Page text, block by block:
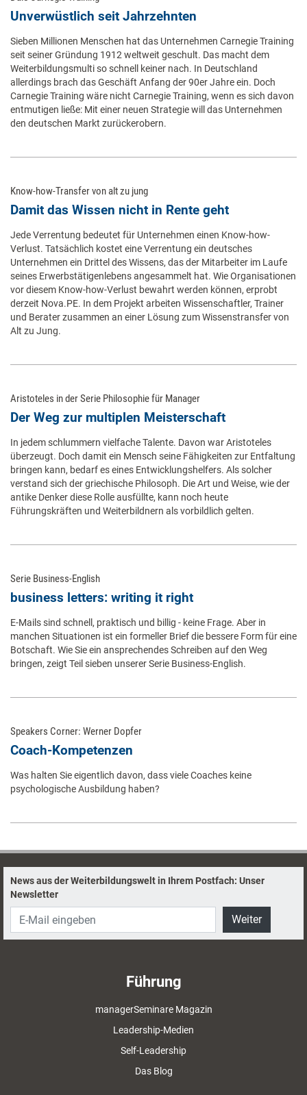
Unverwüstlich seit Jahrzehnten
Sieben Millionen Menschen hat das Unternehmen Carnegie Training
seit seiner Gründung 1912 weltweit geschult. Das macht dem
Weiterbildungsmulti so schnell keiner nach. In Deutschland
allerdings brach das Geschäft Anfang der 90er Jahre ein. Doch
Carnegie Training wäre nicht Carnegie Training, wenn es sich davon
entmutigen ließe: Mit einer neuen Strategie will das Unternehmen
den deutschen Markt zurückerobern.
Know-how-Transfer von alt zu jung
Damit das Wissen nicht in Rente geht
Jede Verrentung bedeutet für Unternehmen einen Know-how-
Verlust. Tatsächlich kostet eine Verrentung ein deutsches
Unternehmen ein Drittel des Wissens, das der Mitarbeiter im Laufe
seines Erwerbstätigenlebens angesammelt hat. Wie Organisationen
vor diesem Know-how-Verlust bewahrt werden können, erprobt
derzeit Nova.PE. In dem Projekt arbeiten Wissenschaftler, Trainer
und Berater zusammen an einer Lösung zum Wissenstransfer von
Alt zu Jung.
Aristoteles in der Serie Philosophie für Manager
Der Weg zur multiplen Meisterschaft
In jedem schlummern vielfache Talente. Davon war Aristoteles
überzeugt. Doch damit ein Mensch seine Fähigkeiten zur Entfaltung
bringen kann, bedarf es eines Entwicklungshelfers. Als solcher
verstand sich der griechische Philosoph. Die Art und Weise, wie der
antike Denker diese Rolle ausfüllte, kann noch heute
Führungskräften und Weiterbildnern als vorbildlich gelten.
Serie Business-English
business letters: writing it right
E-Mails sind schnell, praktisch und billig - keine Frage. Aber in
manchen Situationen ist ein formeller Brief die bessere Form für eine
Botschaft. Wie Sie ein ansprechendes Schreiben auf den Weg
bringen, zeigt Teil sieben unserer Serie Business-English.
Speakers Corner: Werner Dopfer
Coach-Kompetenzen
Was halten Sie eigentlich davon, dass viele Coaches keine
psychologische Ausbildung haben?
News aus der Weiterbildungswelt in Ihrem Postfach: Unser
Newsletter
Weiter
Führung
managerSeminare Magazin
Leadership-Medien
Self-Leadership
Das Blog